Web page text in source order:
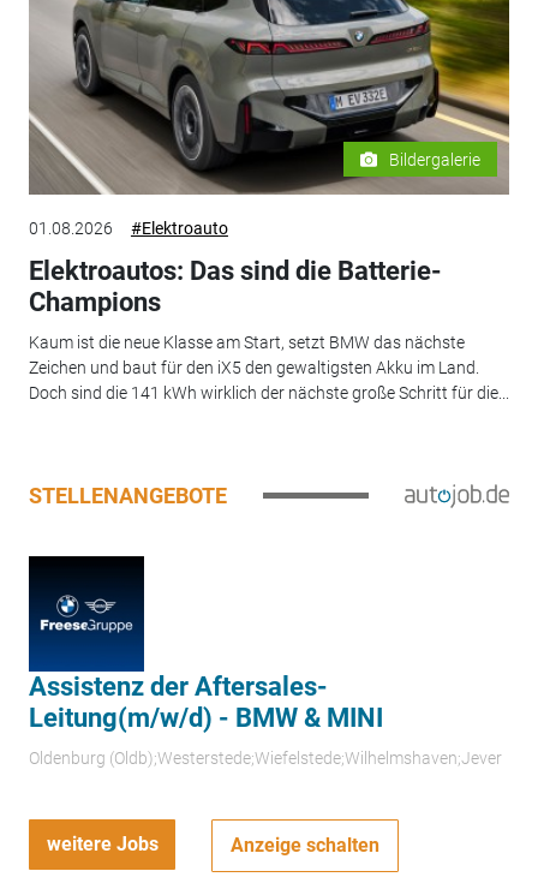
Bildergalerie
01.08.2026 #Elektroauto
Elektroautos: Das sind die Batterie-
Champions
Kaum ist die neue Klasse am Start, setzt BMW das nächste
Zeichen und baut für den iX5 den gewaltigsten Akku im Land.
Doch sind die 141 kWh wirklich der nächste große Schritt für die...
STELLENANGEBOTE
Assistenz der Aftersales-
Leitung(m/w/d) - BMW & MINI
Oldenburg (Oldb);Westerstede;Wiefelstede;Wilhelmshaven;Jever
weitere Jobs Anzeige schalten